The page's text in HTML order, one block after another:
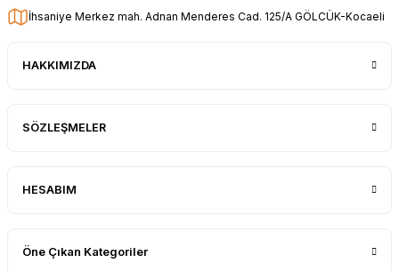
İhsaniye Merkez mah. Adnan Menderes Cad. 125/A GÖLCÜK-Kocaeli
HAKKIMIZDA
SÖZLEŞMELER
HESABIM
Öne Çıkan Kategoriler